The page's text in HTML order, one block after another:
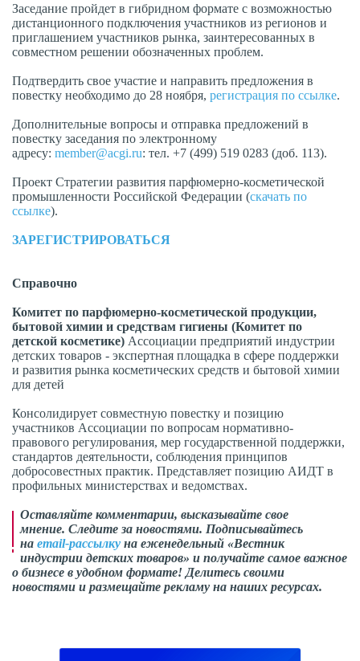
Заседание пройдет в гибридном формате с возможностью
дистанционного подключения участников из регионов и
приглашением участников рынка, заинтересованных в
совместном решении обозначенных проблем.
Подтвердить свое участие и направить предложения в
повестку необходимо до 28 ноября, регистрация по ссылке.
Дополнительные вопросы и отправка предложений в
повестку заседания по электронному
адресу: member@acgi.ru: тел. +7 (499) 519 0283 (доб. 113).
Проект Стратегии развития парфюмерно-косметической
промышленности Российской Федерации (скачать по
ссылке).
ЗАРЕГИСТРИРОВАТЬСЯ
Справочно
Комитет по парфюмерно-косметической продукции,
бытовой химии и средствам гигиены (Комитет по
детской косметике) Ассоциации предприятий индустрии
детских товаров - экспертная площадка в сфере поддержки
и развития рынка косметических средств и бытовой химии
для детей
Консолидирует совместную повестку и позицию
участников Ассоциации по вопросам нормативно-
правового регулирования, мер государственной поддержки,
стандартов деятельности, соблюдения принципов
добросовестных практик. Представляет позицию АИДТ в
профильных министерствах и ведомствах.
Оставляйте комментарии, высказывайте свое
мнение. Следите за новостями. Подписывайтесь
на email-рассылку на еженедельный «Вестник
индустрии детских товаров» и получайте самое важное
о бизнесе в удобном формате! Делитесь своими
новостями и размещайте рекламу на наших ресурсах.